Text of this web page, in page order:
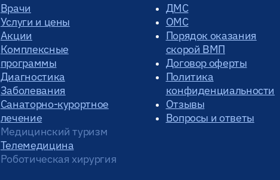
Врачи
Услуги и цены
Акции
Комплексные
программы
Диагностика
Заболевания
Санаторно-курортное
лечение
Медицинский туризм
Телемедицина
Роботическая хирургия
ДМС
ОМС
Порядок оказания
скорой ВМП
Договор оферты
Политика
конфиденциальности
Отзывы
Вопросы и ответы